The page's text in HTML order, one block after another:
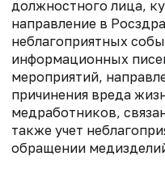
должностного лица,
направление в
неблагоприятных
информационных
мероприятий,
причинения вреда
медработников,
также учет
обращении